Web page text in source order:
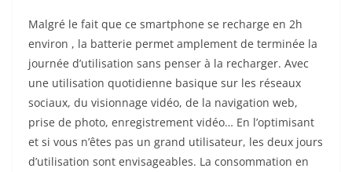
Malgré le fait que ce smartphone se recharge en 2h
environ , la batterie permet amplement de terminée la
journée d’utilisation sans penser à la recharger. Avec
une utilisation quotidienne basique sur les réseaux
sociaux, du visionnage vidéo, de la navigation web,
prise de photo, enregistrement vidéo… En l’optimisant
et si vous n’êtes pas un grand utilisateur, les deux jours
d’utilisation sont envisageables. La consommation en